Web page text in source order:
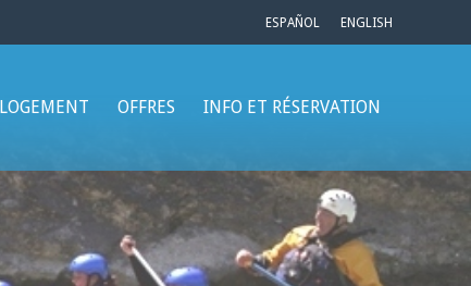
ESPAÑOL ENGLISH
LOGEMENT OFFRES INFO ET RÉSERVATION